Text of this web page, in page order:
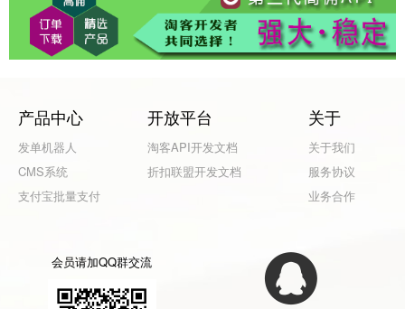
产品中心
发单机器人
CMS系统
支付宝批量支付
开放平台
淘客API开发文档
折扣联盟开发文档
关于
关于我们
服务协议
业务合作
会员请加QQ群交流